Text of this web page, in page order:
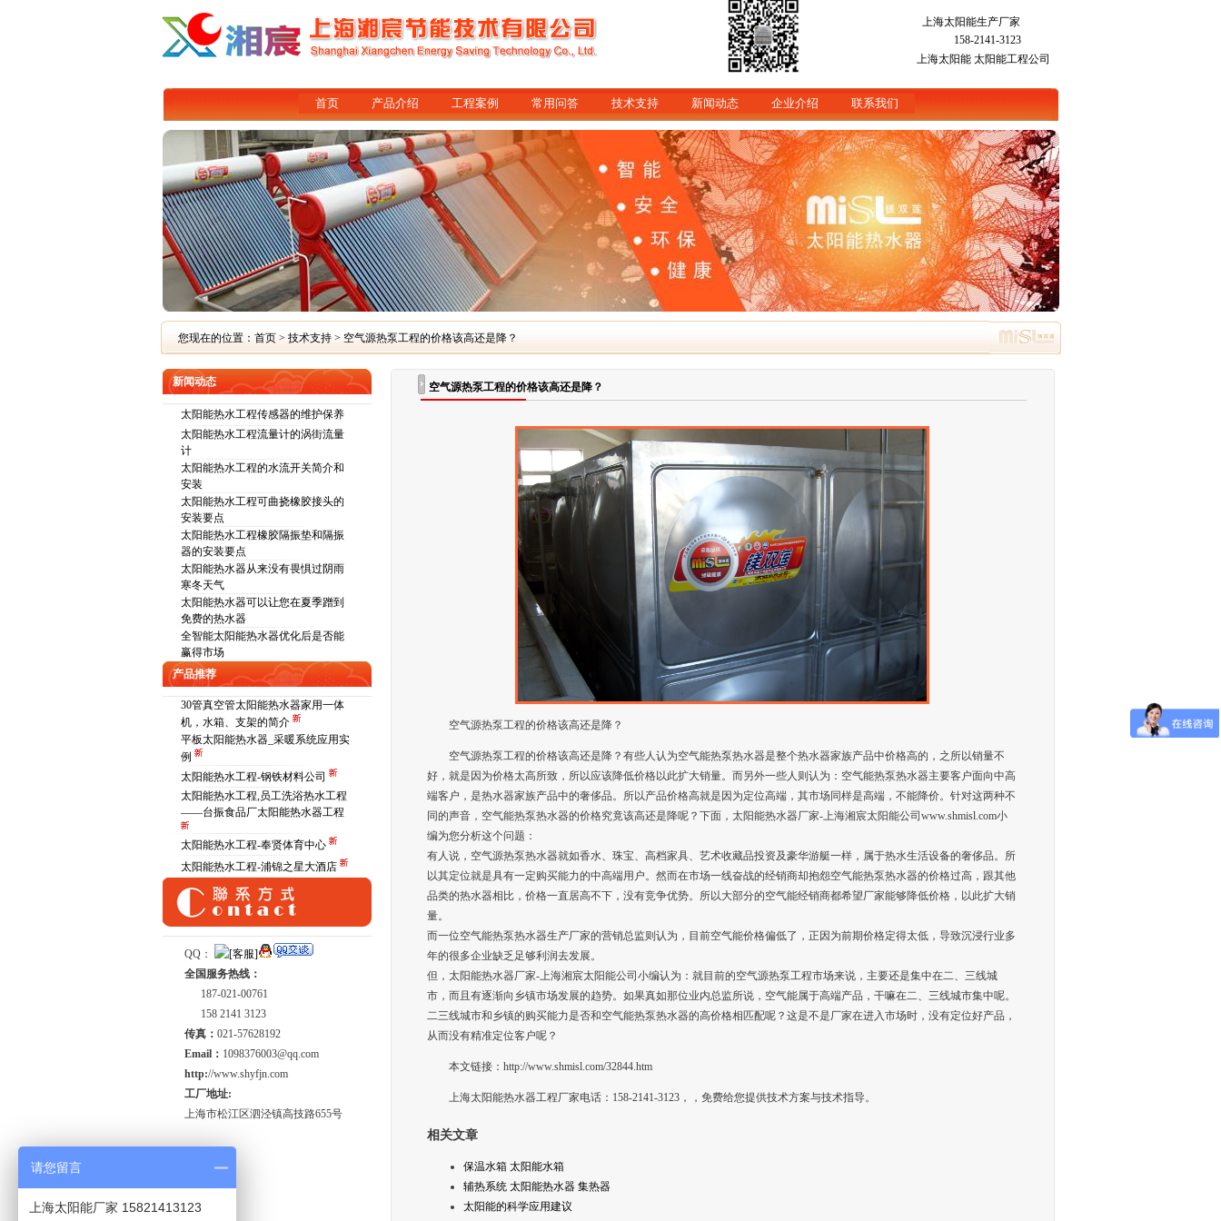
上海太阳能生产厂家
158-2141-3123
上海太阳能 太阳能工程公司
首页 产品介绍 工程案例 常用问答 技术支持 新闻动态 企业介绍 联系我们
您现在的位置： 首页> 技术支持> 空气源热泵工程的价格该高还是降？
新闻动态
太阳能热水工程传感器的维护保养
太阳能热水工程流量计的涡街流量
计
太阳能热水工程的水流开关简介和
安装
太阳能热水工程可曲挠橡胶接头的
安装要点
太阳能热水工程橡胶隔振垫和隔振
器的安装要点
太阳能热水器从来没有畏惧过阴雨
寒冬天气
太阳能热水器可以让您在夏季蹭到
免费的热水器
全智能太阳能热水器优化后是否能
赢得市场
产品推荐
30管真空管太阳能热水器家用一体
机，水箱、支架的简介
平板太阳能热水器_采暖系统应用实
例
太阳能热水工程-钢铁材料公司
太阳能热水工程,员工洗浴热水工程
——台振食品厂太阳能热水器工程
太阳能热水工程-奉贤体育中心
太阳能热水工程-浦锦之星大酒店
QQ：
全国服务热线：
187-021-00761
158 2141 3123
传真： 021-57628192
Email： 1098376003@qq.com
http://www.shyfjn.com
工厂地址:
上海市松江区泗泾镇高技路655号
空气源热泵工程的价格该高还是降？
空气源热泵工程的价格该高还是降？
空气源热泵工程的价格该高还是降？有些人认为空气能热泵热水器是整个热水器家族产品中价格高的，之所以销量不
好，就是因为价格太高所致，所以应该降低价格以此扩大销量。而另外一些人则认为：空气能热泵热水器主要客户面向中高
端客户，是热水器家族产品中的奢侈品。所以产品价格高就是因为定位高端，其市场同样是高端，不能降价。针对这两种不
同的声音，空气能热泵热水器的价格究竟该高还是降呢？下面，太阳能热水器厂家-上海湘宸太阳能公司www.shmisl.com小
编为您分析这个问题：
有人说，空气源热泵热水器就如香水、珠宝、高档家具、艺术收藏品投资及豪华游艇一样，属于热水生活设备的奢侈品。所
以其定位就是具有一定购买能力的中高端用户。然而在市场一线奋战的经销商却抱怨空气能热泵热水器的价格过高，跟其他
品类的热水器相比，价格一直居高不下，没有竞争优势。所以大部分的空气能经销商都希望厂家能够降低价格，以此扩大销
量。
而一位空气能热泵热水器生产厂家的营销总监则认为，目前空气能价格偏低了，正因为前期价格定得太低，导致沉浸行业多
年的很多企业缺乏足够利润去发展。
但，太阳能热水器厂家-上海湘宸太阳能公司小编认为：就目前的空气源热泵工程市场来说，主要还是集中在二、三线城
市，而且有逐渐向乡镇市场发展的趋势。如果真如那位业内总监所说，空气能属于高端产品，干嘛在二、三线城市集中呢。
二三线城市和乡镇的购买能力是否和空气能热泵热水器的高价格相匹配呢？这是不是厂家在进入市场时，没有定位好产品，
从而没有精准定位客户呢？
本文链接：http://www.shmisl.com/32844.htm
上海太阳能热水器工程厂家电话：158-2141-3123，，免费给您提供技术方案与技术指导。
相关文章
保温水箱 太阳能水箱
辅热系统 太阳能热水器 集热器
太阳能的科学应用建议
请您留言
上海太阳能厂家 15821413123